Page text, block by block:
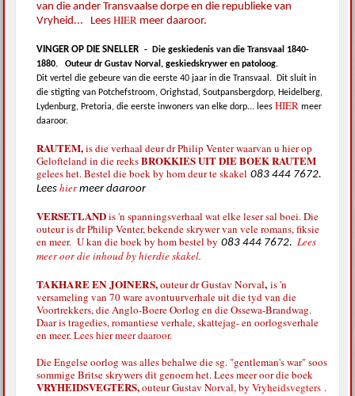
van die ander Transvaalse dorpe en die republieke van
Vryheid... Lees HIER meer daaroor.
VINGER OP DIE SNELLER -Die geskiedenis van die Transvaal 1840-
1880.Outeur dr Gustav Norval, geskiedskrywer en patoloog.
Dit vertel die gebeure van die eerste 40 jaar in die Transvaal.Dit sluit in
die stigting van Potchefstroom, Orighstad, Soutpansbergdorp, Heidelberg,
Lydenburg, Pretoria, die eerste inwoners van elke dorp... leesHIER meer
daaroor.
RAUTEM,is die verhaal deur dr Philip Venter waarvan u hier op
Gelofteland in die reeksBROKKIES UIT DIE BOEK RAUTEM
gelees het. Bestel die boek by hom deur te skakel083 444 7672.
Leeshiermeer daaroor
VERSETLANDis 'n spanningsverhaal wat elke leser sal boei. Die
outeur is dr Philip Venter, bekende skrywer van vele romans, fiksie
en meer. U kan die boek by hom bestel by083 444 7672.Lees
meer oor die inhoud by hierdie skakel.
TAKHARE EN JOINERS,outeur dr Gustav Norval, is 'n
versameling van 70 ware avontuurverhale uit die tyd van die
Voortrekkers, die Anglo-Boere Oorlog en die Ossewa-Brandwag.
Daar is tragedies, romantiese verhale, skattejag- en oorlogsverhale
en meer.Lees hier meer daaroor.
Die Engelse oorlog was alles behalwe die sg. "gentleman's war" soos
sommige Britse skrywers dit genoem het. Lees meer oor die boek
VRYHEIDSVEGTERS,outeur Gustav Norval, byVryheidsvegters .